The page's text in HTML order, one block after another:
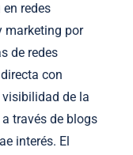
redes
marketing por
de redes
con
de la
través de blogs
interés. El